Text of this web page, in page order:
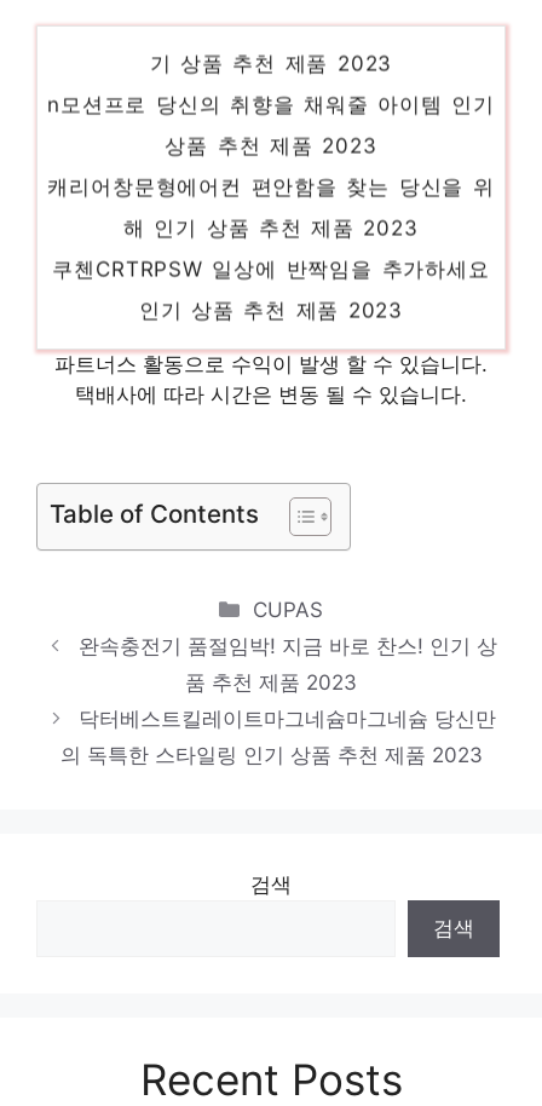
기 상품 추천 제품 2023
n모션프로 당신의 취향을 채워줄 아이템 인기
상품 추천 제품 2023
캐리어창문형에어컨 편안함을 찾는 당신을 위
해 인기 상품 추천 제품 2023
쿠첸CRTRPSW 일상에 반짝임을 추가하세요
인기 상품 추천 제품 2023
인기 상품 추천 제품 2023
탬버린즈핸드크림 품절임박! 지금 바로 찬스!
인기 상품 추천 제품 2023
파트너스 활동으로 수익이 발생 할 수 있습니다.
택배사에 따라 시간은 변동 될 수 있습니다.
Table of Contents
Categories
CUPAS
완속충전기 품절임박! 지금 바로 찬스! 인기 상
품 추천 제품 2023
닥터베스트킬레이트마그네슘마그네슘 당신만
의 독특한 스타일링 인기 상품 추천 제품 2023
검색
검색
Recent Posts